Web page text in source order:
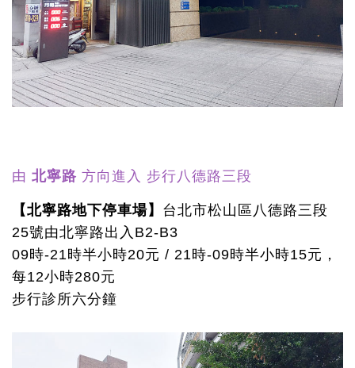
由 北寧路 方向進入 步行八德路三段
【北寧路地下停車場】 台北市松山區八德路三段
25號由北寧路出入B2-B3
09時-21時半小時20元 / 21時-09時半小時15元，
每12小時280元
步行診所六分鐘